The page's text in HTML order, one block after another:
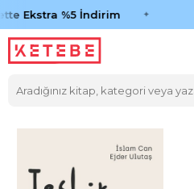
Ekstra %5 İndirim